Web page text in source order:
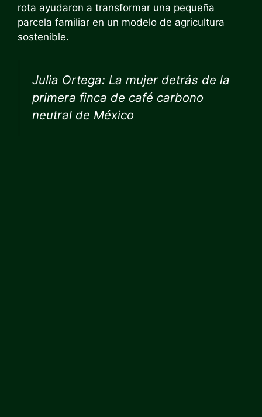
rota ayudaron a transformar una pequeña
parcela familiar en un modelo de agricultura
sostenible.
Julia Ortega: La mujer detrás de la
primera finca de café carbono
neutral de México